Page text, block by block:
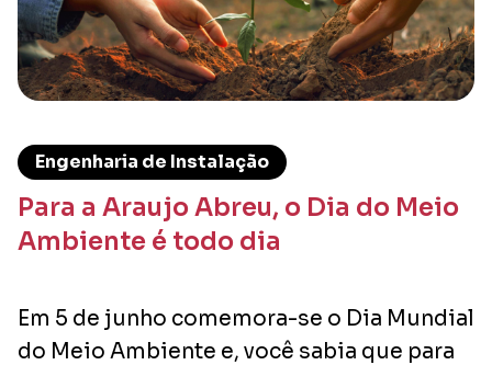
Engenharia de Instalação
Para a Araujo Abreu, o Dia do Meio
Ambiente é todo dia
Em 5 de junho comemora-se o Dia Mundial
do Meio Ambiente e, você sabia que para